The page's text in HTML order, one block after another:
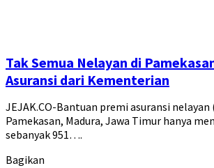
Tak Semua Nelayan di
Asuransi dari Kementerian
JEJAK.CO-Bantuan premi asuransi nelayan
Pamekasan, Madura, Jawa Timur hanya
sebanyak 951….
Bagikan